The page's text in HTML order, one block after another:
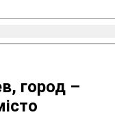
город –